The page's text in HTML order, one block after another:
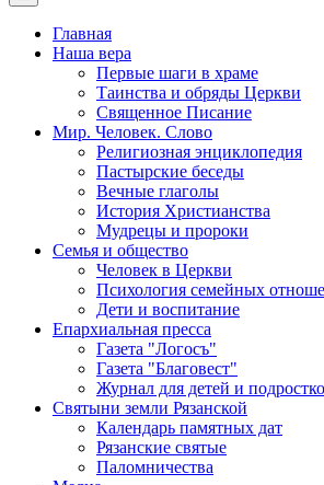
Главная
Наша вера
Первые шаги в храме
Таинства и обряды Церкви
Священное Писание
Мир. Человек. Слово
Религиозная энциклопедия
Пастырские беседы
Вечные глаголы
История Христианства
Мудрецы и пророки
Семья и общество
Человек в Церкви
Психология семейных
Дети и воспитание
Епархиальная пресса
Газета "Логосъ"
Газета "Благовест"
Журнал для детей и
Святыни земли Рязанской
Календарь памятных дат
Рязанские святые
Паломничества